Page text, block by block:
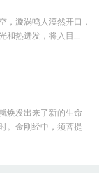
，漩涡鸣人漠然开口，
和热迸发，将入目...
焕发出来了新的生命
。金刚经中，须菩提